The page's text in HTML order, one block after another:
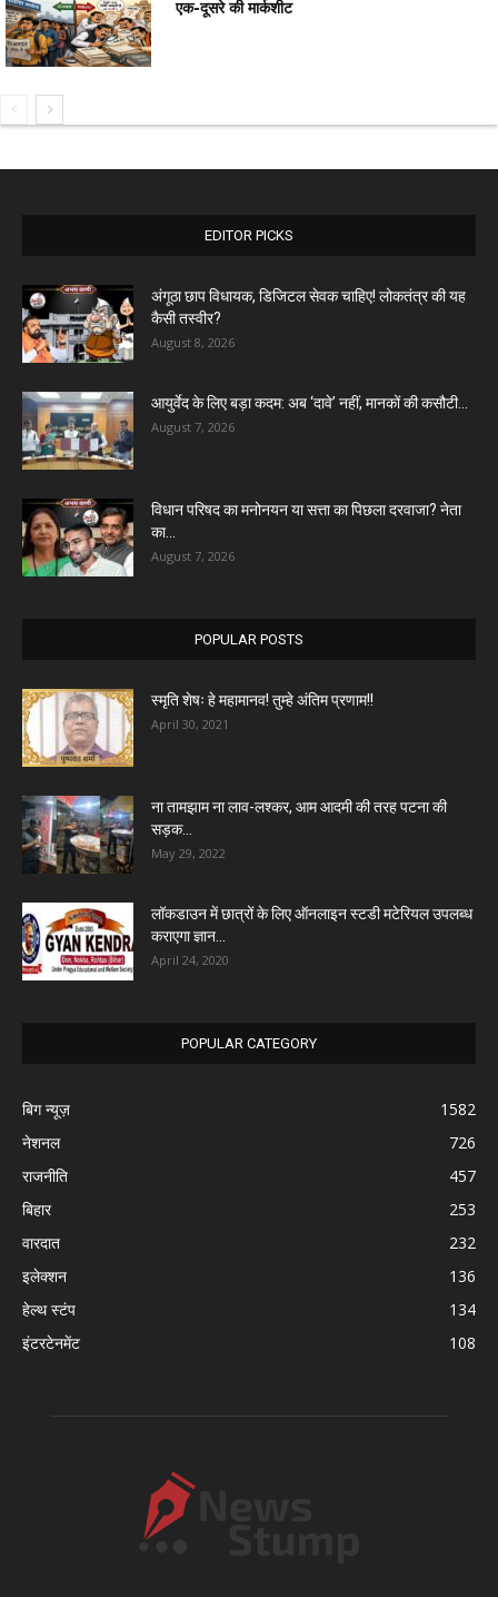
एक-दूसरे की मार्कशीट
EDITOR PICKS
अंगूठा छाप विधायक, डिजिटल सेवक चाहिए! लोकतंत्र की यह
कैसी तस्वीर?
August 8, 2026
आयुर्वेद के लिए बड़ा कदम: अब ‘दावे’ नहीं, मानकों की कसौटी...
August 7, 2026
विधान परिषद का मनोनयन या सत्ता का पिछला दरवाजा? नेता
का...
August 7, 2026
POPULAR POSTS
स्मृति शेषः हे महामानव! तुम्हे अंतिम प्रणाम!!
April 30, 2021
ना तामझाम ना लाव-लश्कर, आम आदमी की तरह पटना की
सड़क...
May 29, 2022
लॉकडाउन में छात्रों के लिए ऑनलाइन स्टडी मटेरियल उपलब्ध
कराएगा ज्ञान...
April 24, 2020
POPULAR CATEGORY
बिग न्यूज़
1582
नेशनल
726
राजनीति
457
बिहार
253
वारदात
232
इलेक्शन
136
हेल्थ स्टंप
134
इंटरटेनमेंट
108